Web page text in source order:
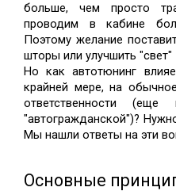
больше, чем просто
проводим в кабине
Поэтому желание
шторы или улучшить
Но как автотюнинг
крайней мере, на
ответственности
"автогражданской")?
Мы нашли ответы на эти
Основные